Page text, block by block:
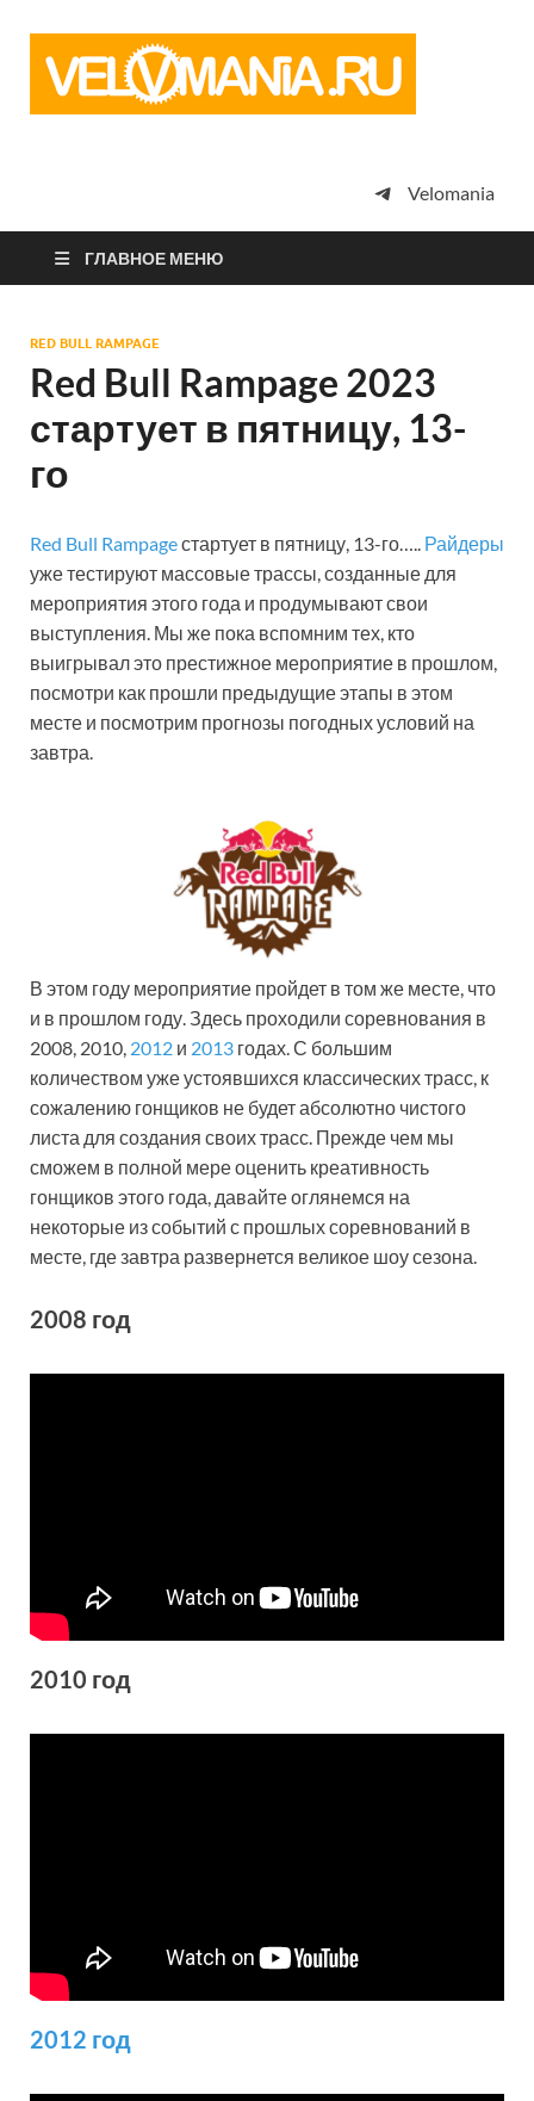
просто
Velomania
ГЛАВНОЕ МЕНЮ
RED BULL RAMPAGE
Red Bull Rampage 2023
стартует в пятницу, 13-
го
Red Bull Rampageстартует в пятницу, 13-го….. Райдеры
уже тестируют массовые трассы, созданные для
мероприятия этого года и продумывают свои
выступления. Мы же пока вспомним тех, кто
выигрывал это престижное мероприятие в прошлом,
посмотри как прошли предыдущие этапы в этом
месте и посмотрим прогнозы погодных условий на
завтра.
В этом году мероприятие пройдет в том же месте, что
и в прошлом году. Здесь проходили соревнования в
2008, 2010, 2012 и 2013 годах. С большим
количеством уже устоявшихся классических трасс, к
сожалению гонщиков не будет абсолютно чистого
листа для создания своих трасс. Прежде чем мы
сможем в полной мере оценить креативность
гонщиков этого года, давайте оглянемся на
некоторые из событий с прошлых соревнований в
месте, где завтра развернется великое шоу сезона.
2008 год
2010 год
2012 год